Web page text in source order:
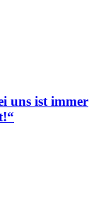
uns ist immer